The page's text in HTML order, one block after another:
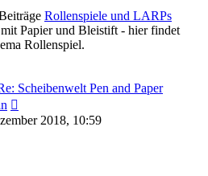
Rollenspiele und LARPs
Papier und Bleistift - hier findet
Rollenspiel.
Scheibenwelt Pen and Paper
Beitrag2018, 10:59